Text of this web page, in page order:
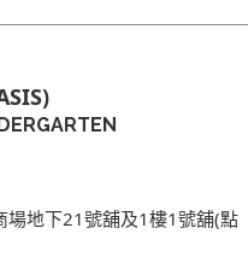
場地下21號舖及1樓1號舖(點